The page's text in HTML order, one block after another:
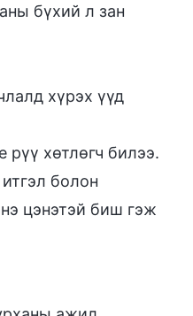
бүхий л зан
хүрэх үүд
рүү хөтлөгч билээ.
болон
цэнэтэй биш гэж